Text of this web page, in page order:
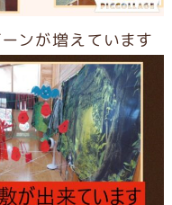
ンが増えています